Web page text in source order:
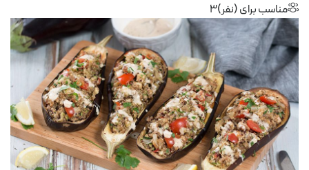
مناسب برای (نفر)3